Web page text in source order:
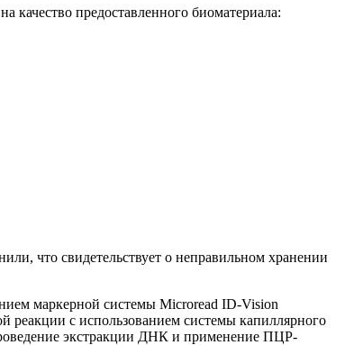
качество предоставленного биоматериала:
что свидетельствует о неправильном хранении
маркерной системы Microread ID-Vision
с использованием системы капиллярного
экстракции ДНК и применение ПЦР-